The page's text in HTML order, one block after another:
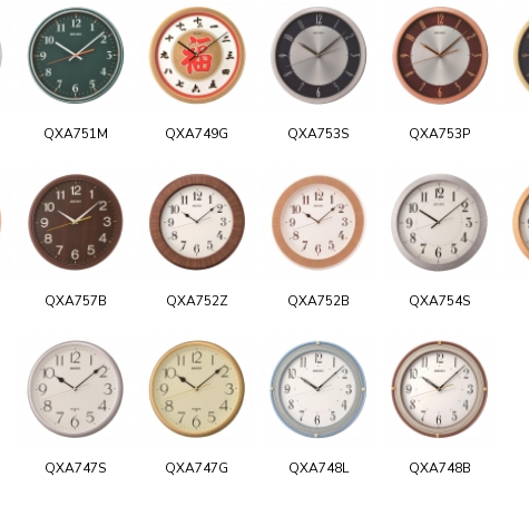
QXA751M QXA749G QXA753S QXA753P
QXA757B QXA752Z QXA752B QXA754S
QXA747S QXA747G QXA748L QXA748B